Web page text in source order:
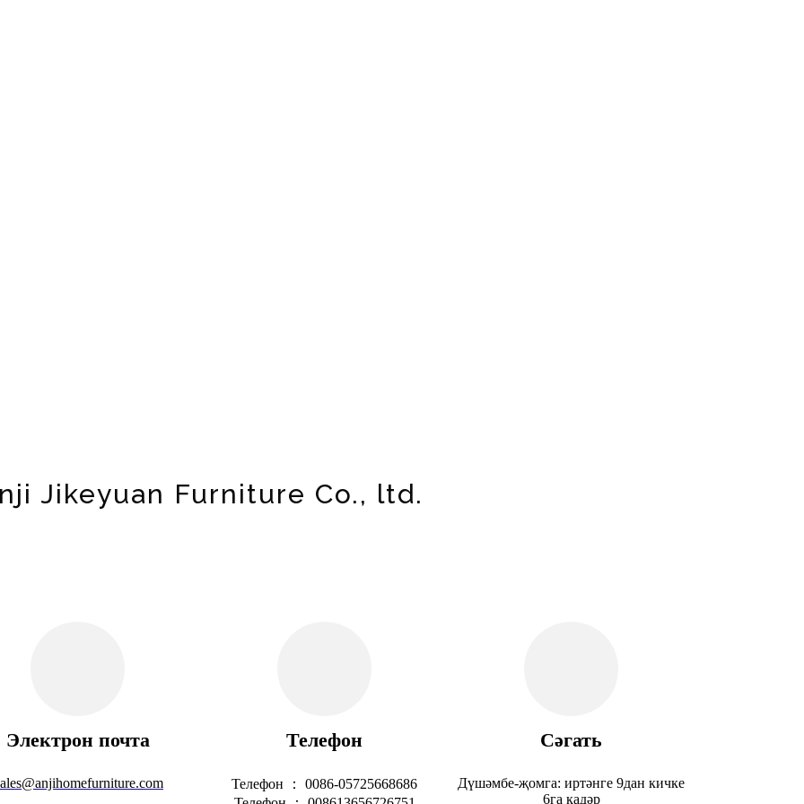
Jikeyuan Furniture Co., ltd.
Электрон почта Телефон
Телефон ： 0086-05725668686
Сәгать
Дүшәмбе-җомга: иртәнге 9дан кичке
6га кадәр